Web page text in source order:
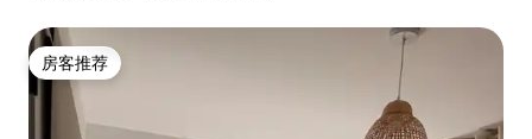
房客推荐
房客推荐